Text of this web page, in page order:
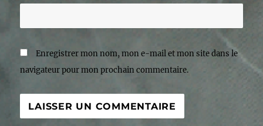
Enregistrer mon nom, mon e-mail et mon site dans le
navigateur pour mon prochain commentaire.